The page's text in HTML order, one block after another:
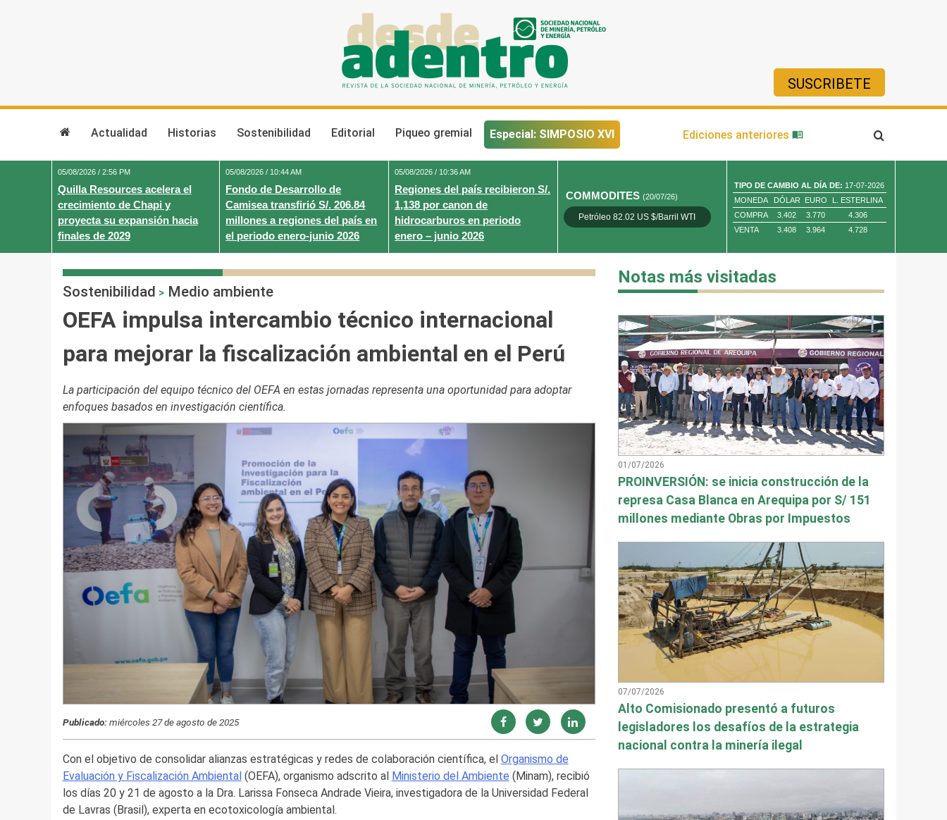
SUSCRIBETE
Actualidad Historias Sostenibilidad Editorial Piqueo gremial Especial: SIMPOSIO XVI Ediciones anteriores
05/08/2026 / 2:56 PM
Quilla Resources acelera el
crecimiento de Chapi y
proyecta su expansión hacia
finales de 2029
05/08/2026 / 10:44 AM
Fondo de Desarrollo de
Camisea transfirió S/. 206.84
millones a regiones del país en
el periodo enero-junio 2026
05/08/2026 / 10:36 AM
Regiones del país recibieron S/.
1,138 por canon de
hidrocarburos en periodo
enero – junio 2026
COMMODITES(20/07/26)
Petróleo 82.02 US $/Barril WTI Oro 4,010.80 US $/ Oz. Tr.
TIPO DE CAMBIO AL DÍA DE: 17-07-2026
MONEDA
DÓLAR EURO
L. ESTERLINA
COMPRA
3.402 3.770
4.306
VENTA
3.408 3.964 4.728
Sostenibilidad > Medio ambiente
OEFA impulsa intercambio técnico internacional
para mejorar la fiscalización ambiental en el Perú
La participación del equipo técnico del OEFA en estas jornadas representa una oportunidad para adoptar
enfoques basados en investigación científica.
Publicado:miércoles 27 de agosto de 2025
Con el objetivo de consolidar alianzas estratégicas y redes de colaboración científica, el Organismo de
Evaluación y Fiscalización Ambiental (OEFA), organismo adscrito al Ministerio del Ambiente (Minam), recibió
los días 20 y 21 de agosto a la Dra. Larissa Fonseca Andrade Vieira, investigadora de la Universidad Federal
de Lavras (Brasil), experta en ecotoxicología ambiental.
Notas más visitadas
01/07/2026
PROINVERSIÓN: se inicia construcción de la
represa Casa Blanca en Arequipa por S/ 151
millones mediante Obras por Impuestos
07/07/2026
Alto Comisionado presentó a futuros
legisladores los desafíos de la estrategia
nacional contra la minería ilegal